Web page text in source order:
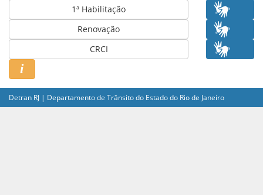
1ª Habilitação
Renovação
CRCI
i
Detran RJ | Departamento de Trânsito do Estado do Rio de Janeiro